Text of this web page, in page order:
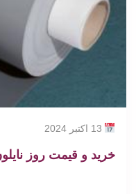
خرید و قیمت روز